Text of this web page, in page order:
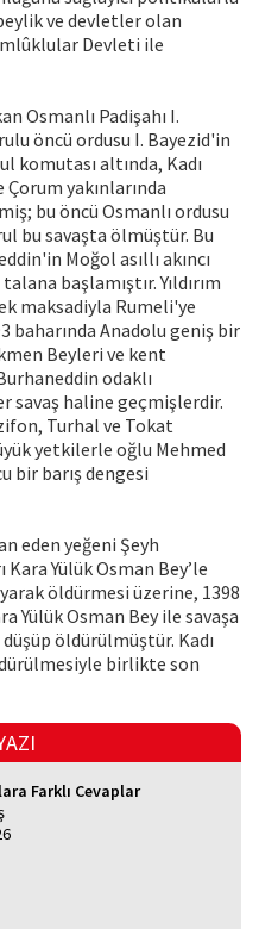
ve devletler olan
Devleti ile
Osmanlı Padişahı I.
öncü ordusu I. Bayezid'in
komutası altında, Kadı
yakınlarında
bu öncü Osmanlı ordusu
bu savaşta ölmüştür. Bu
Moğol asıllı akıncı
başlamıştır. Yıldırım
maksadiyla Rumeli'ye
baharında Anadolu geniş bir
Beyleri ve kent
odaklı
savaş haline geçmişlerdir.
Turhal ve Tokat
yetkilerle oğlu Mehmed
bir barış dengesi
eden yeğeni Şeyh
Kara Yülük Osman Bey’le
öldürmesi üzerine, 1398
Yülük Osman Bey ile savaşa
öldürülmüştür. Kadı
birlikte son
Farklı Cevaplar